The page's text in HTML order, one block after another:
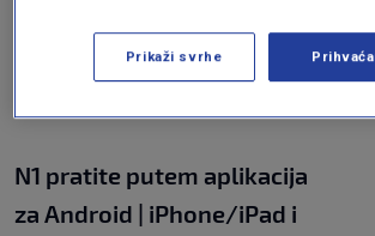
Obavijest se odnosi isključivo na
N1 pratite putem aplikacija
za Android | iPhone/iPad i
Prikaži svrhe